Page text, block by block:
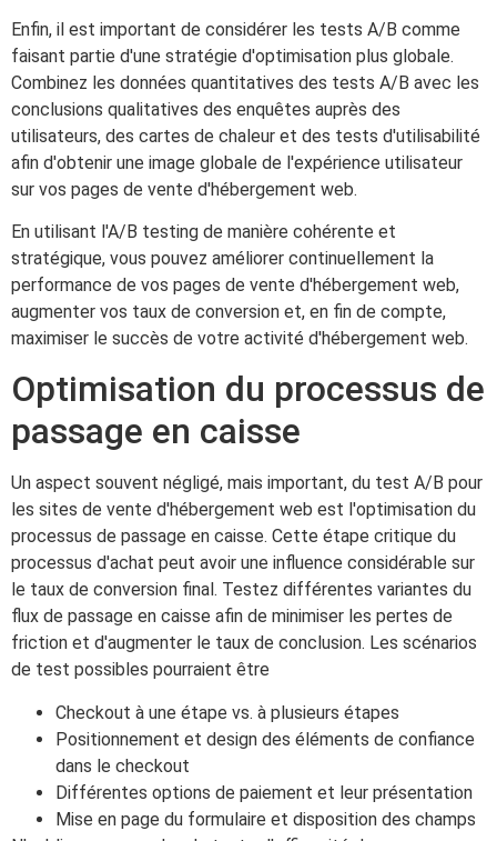
Enfin, il est important de considérer les tests A/B comme
faisant partie d'une stratégie d'optimisation plus globale.
Combinez les données quantitatives des tests A/B avec les
conclusions qualitatives des enquêtes auprès des
utilisateurs, des cartes de chaleur et des tests d'utilisabilité
afin d'obtenir une image globale de l'expérience utilisateur
sur vos pages de vente d'hébergement web.
En utilisant l'A/B testing de manière cohérente et
stratégique, vous pouvez améliorer continuellement la
performance de vos pages de vente d'hébergement web,
augmenter vos taux de conversion et, en fin de compte,
maximiser le succès de votre activité d'hébergement web.
Optimisation du processus de
passage en caisse
Un aspect souvent négligé, mais important, du test A/B pour
les sites de vente d'hébergement web est l'optimisation du
processus de passage en caisse. Cette étape critique du
processus d'achat peut avoir une influence considérable sur
le taux de conversion final. Testez différentes variantes du
flux de passage en caisse afin de minimiser les pertes de
friction et d'augmenter le taux de conclusion. Les scénarios
de test possibles pourraient être
Checkout à une étape vs. à plusieurs étapes
Positionnement et design des éléments de confiance
dans le checkout
Différentes options de paiement et leur présentation
Mise en page du formulaire et disposition des champs